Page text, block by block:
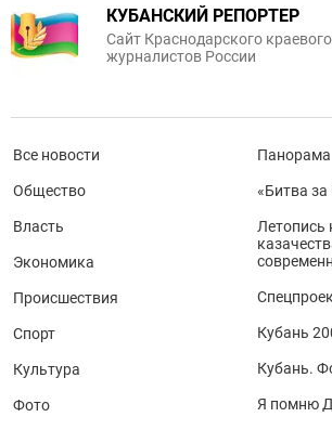
КУБАНСКИЙ РЕПОРТЕР
Сайт Краснодарского
журналистов России
Все новости
Общество
Власть
Экономика
Происшествия
Спорт
Культура
Фото
Панорама
«Битва за
Летопись
Кубань
Кубань.
Я помню